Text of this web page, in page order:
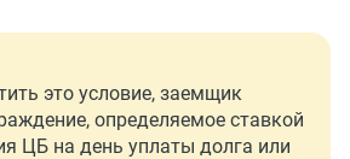
это условие, заемщик
определяемое ставкой
ЦБ на день уплаты долга или